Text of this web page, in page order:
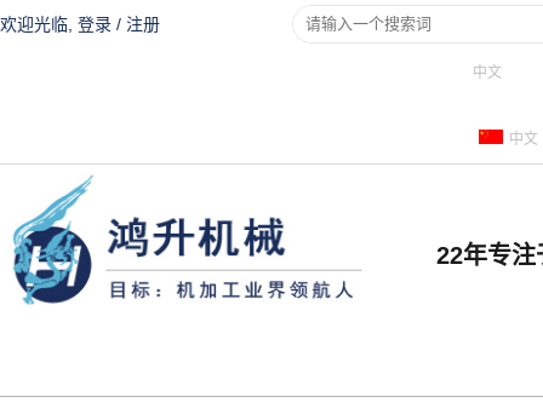
欢迎光临, 登录 / 注册
中文
中文
22年专注